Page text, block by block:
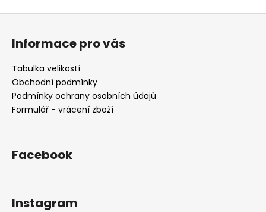
Z
Informace pro vás
Tabulka velikostí
Obchodní podmínky
Podmínky ochrany osobních údajů
Formulář - vrácení zboží
Facebook
Instagram